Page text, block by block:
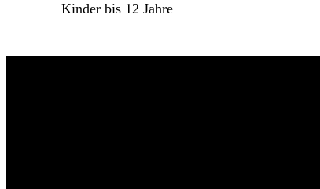
Kinder bis 12 Jahre